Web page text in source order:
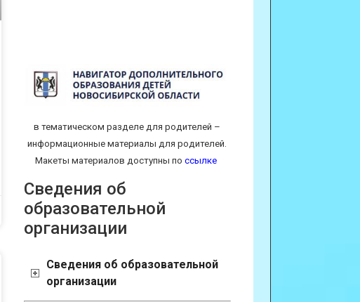
в тематическом разделе для родителей –
информационные материалы для родителей.
Макеты материалов доступны по ссылке
Сведения об
образовательной
организации
Сведения об образовательной
организации